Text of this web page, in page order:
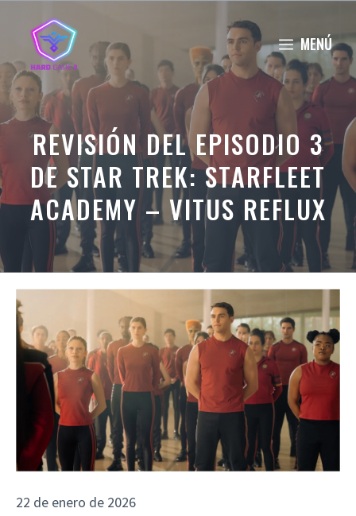
contenido
MENÚ
REVISIÓN DEL EPISODIO 3
DE STAR TREK: STARFLEET
ACADEMY – VITUS REFLUX
22 de enero de 2026